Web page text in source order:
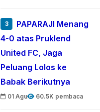
3
PAPARAJI Menang
4-0 atas Pruklend
United FC, Jaga
Peluang Lolos ke
Babak Berikutnya
01 Agu 60.5K pembaca